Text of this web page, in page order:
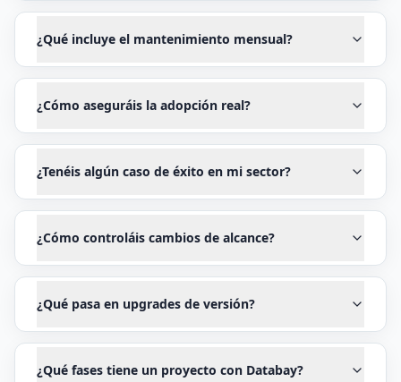
¿Qué incluye el mantenimiento mensual?
¿Cómo aseguráis la adopción real?
¿Tenéis algún caso de éxito en mi sector?
¿Cómo controláis cambios de alcance?
¿Qué pasa en upgrades de versión?
¿Qué fases tiene un proyecto con Databay?